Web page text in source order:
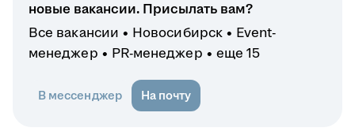
новые вакансии. Присылать вам?
Все вакансии
Новосибирск
Event-
менеджер
PR-менеджер еще 15
В мессенджер На почту